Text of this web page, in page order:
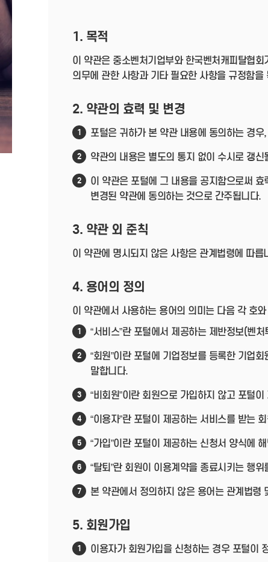
1. 목적
이 약관은 중소벤처기업부와 한국벤처캐피탈협
의무에 관한 사항과 기타 필요한 사항을 규정함을
2. 약관의 효력 및 변경
1 포털은 귀하가 본 약관 내용에 동의하는 경
2 약관의 내용은 별도의 통지 없이 수시로 갱
2
이 약관은 포털에 그 내용을 공지함으로써
변경된 약관에 동의하는 것으로 간주됩니다.
3. 약관 외 준칙
이 약관에 명시되지 않은 사항은 관계법령에 따릅
4. 용어의 정의
이 약관에서 사용하는 용어의 의미는 다음 각 호
1 “서비스”란 포털에서 제공하는 제반정보(벤
2
“회원”이란 포털에 기업정보를 등록한 기업
말합니다.
3 “비회원”이란 회원으로 가입하지 않고 포털
4 “이용자”란 포털이 제공하는 서비스를 받는
5 “가입”이란 포털이 제공하는 신청서 양식에
6 “탈퇴”란 회원이 이용계약을 종료시키는 행위
7 본 약관에서 정의하지 않은 용어는 관계법령
5. 회원가입
1 이용자가 회원가입을 신청하는 경우 포털이